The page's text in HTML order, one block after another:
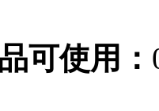
可使用：